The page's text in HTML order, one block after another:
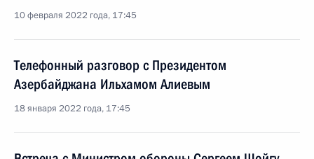
10 февраля 2022 года, 17:45
Телефонный разговор с Президентом
Азербайджана Ильхамом Алиевым
18 января 2022 года, 17:45